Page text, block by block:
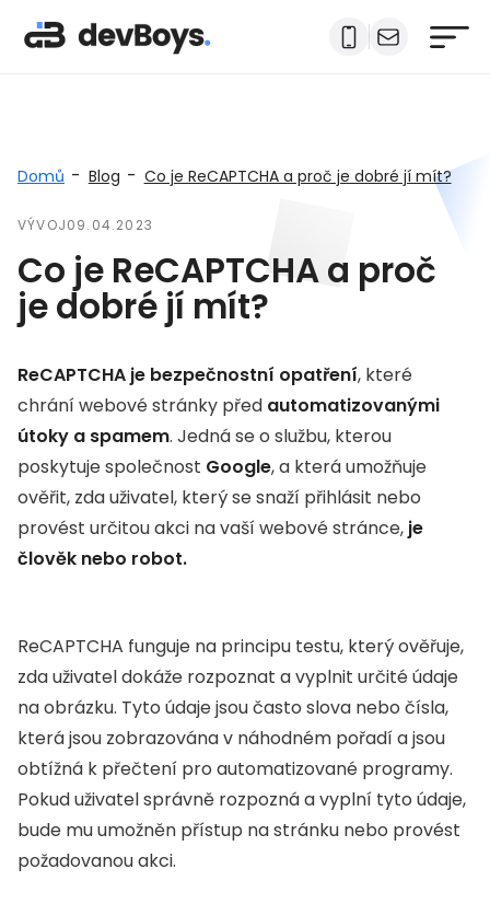
Domů - Blog - Co je ReCAPTCHA a proč je dobré jí mít?
VÝVOJ09.04.2023
Co je ReCAPTCHA a proč
je dobré jí mít?
ReCAPTCHA je bezpečnostní opatření, které
chrání webové stránky před automatizovanými
útoky a spamem. Jedná se o službu, kterou
poskytuje společnost Google, a která umožňuje
ověřit, zda uživatel, který se snaží přihlásit nebo
provést určitou akci na vaší webové stránce, je
člověk nebo robot.
ReCAPTCHA funguje na principu testu, který ověřuje,
zda uživatel dokáže rozpoznat a vyplnit určité údaje
na obrázku. Tyto údaje jsou často slova nebo čísla,
která jsou zobrazována v náhodném pořadí a jsou
obtížná k přečtení pro automatizované programy.
Pokud uživatel správně rozpozná a vyplní tyto údaje,
bude mu umožněn přístup na stránku nebo provést
požadovanou akci.